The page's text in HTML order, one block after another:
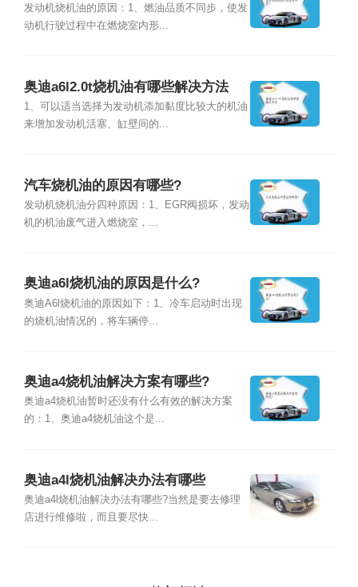
发动机烧机油的原因：1、燃油品质不同步，使发
动机行驶过程中在燃烧室内形...
奥迪a6l2.0t烧机油有哪些解决方法
1、可以适当选择为发动机添加黏度比较大的机油
来增加发动机活塞、缸壁间的...
汽车烧机油的原因有哪些?
发动机烧机油分四种原因：1、EGR阀损坏，发动
机的机油废气进入燃烧室，...
奥迪a6l烧机油的原因是什么?
奥迪A6l烧机油的原因如下：1、冷车启动时出现
的烧机油情况的，将车辆停...
奥迪a4烧机油解决方案有哪些?
奥迪a4烧机油暂时还没有什么有效的解决方案
的：1、奥迪a4烧机油这个是...
奥迪a4l烧机油解决办法有哪些
奥迪a4l烧机油解决办法有哪些?当然是要去修理
店进行维修啦，而且要尽快...